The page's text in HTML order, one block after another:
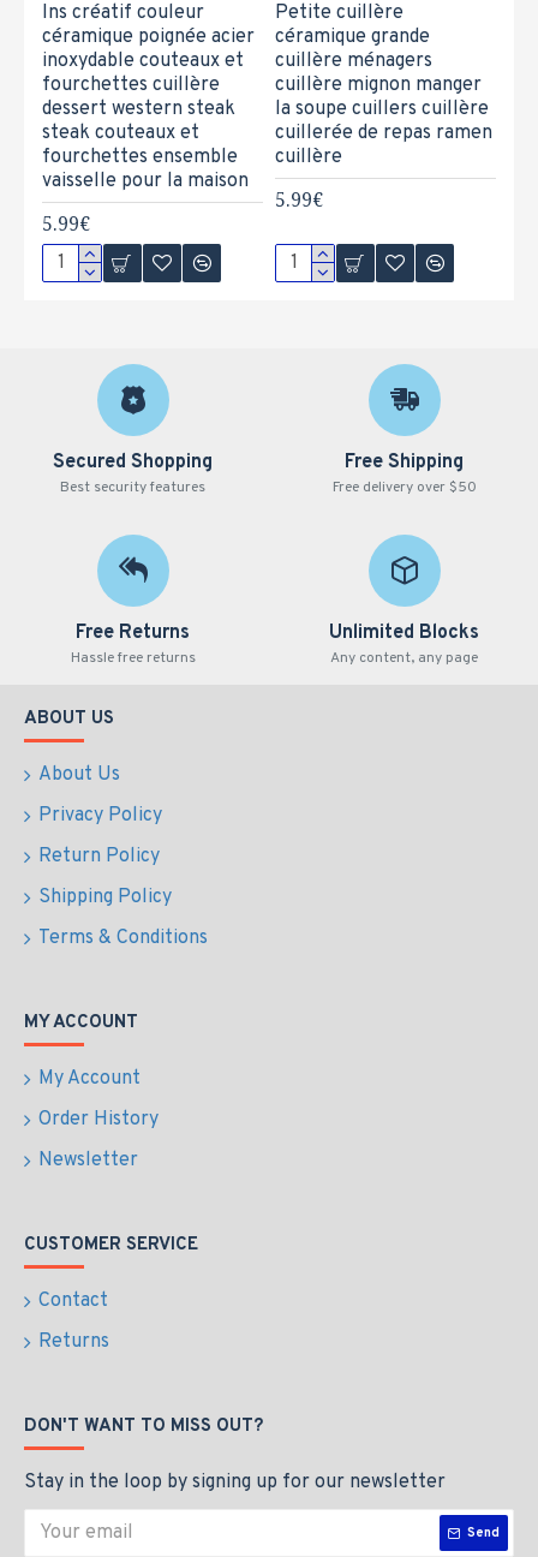
Ins créatif couleur
céramique poignée acier
inoxydable couteaux et
fourchettes cuillère
dessert western steak
steak couteaux et
fourchettes ensemble
vaisselle pour la maison
5.99€
Petite cuillère
céramique grande
cuillère ménagers
cuillère mignon manger
la soupe cuillers cuillère
cuillerée de repas ramen
cuillère
5.99€
Secured Shopping
Best security features
Free Shipping
Free delivery over $50
Free Returns
Hassle free returns
Unlimited Blocks
Any content, any page
ABOUT US
About Us
Privacy Policy
Return Policy
Shipping Policy
Terms & Conditions
MY ACCOUNT
My Account
Order History
Newsletter
CUSTOMER SERVICE
Contact
Returns
DON'T WANT TO MISS OUT?
Stay in the loop by signing up for our newsletter
Send